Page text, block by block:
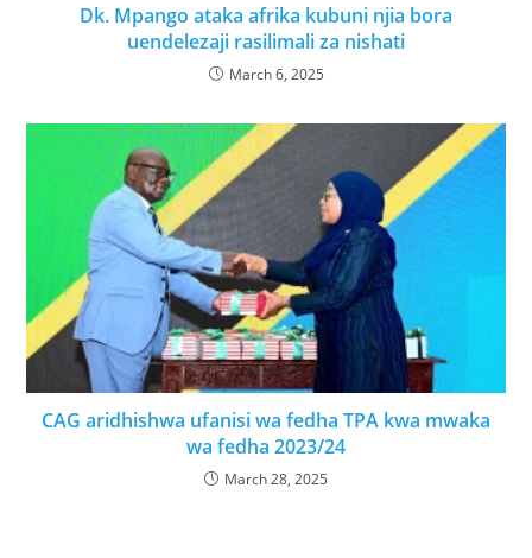
Dk. Mpango ataka afrika kubuni njia bora
uendelezaji rasilimali za nishati
March 6, 2025
CAG aridhishwa ufanisi wa fedha TPA kwa mwaka
wa fedha 2023/24
March 28, 2025